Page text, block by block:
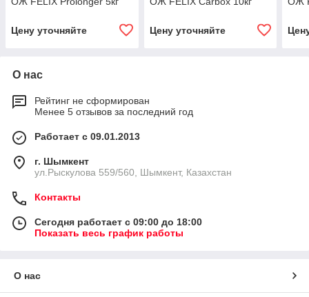
Цену уточняйте Цену уточняйте
О нас
Рейтинг не сформирован
Менее 5 отзывов за последний год
Работает с 09.01.2013
г. Шымкент
ул.Рыскулова 559/560, Шымкент, Казахстан
Контакты
Сегодня работает с 09:00 до 18:00
Показать весь график работы
О нас